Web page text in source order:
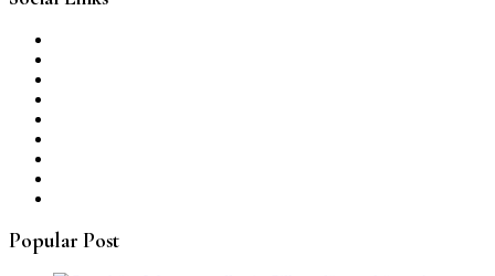
Popular Post